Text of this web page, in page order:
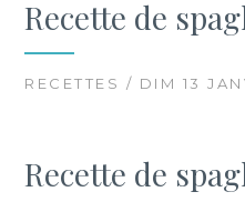
Recette de
RECETTES / DIM 13
Recette de